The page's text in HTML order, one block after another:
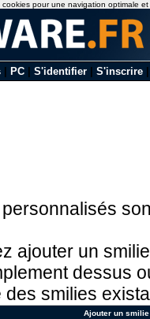
PC S'identifier S'inscrire
ajouter un
dessus
des smilies
Ajouter un
cookies pour une navigation optimale